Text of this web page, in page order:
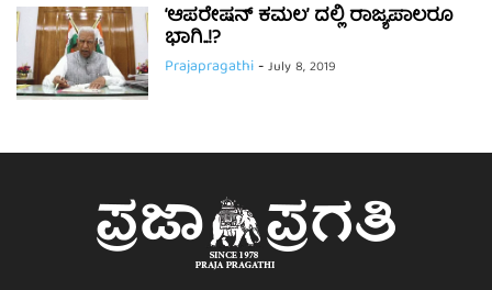
‘ಆಪರೇಷನ್ ಕಮಲ’ ದಲ್ಲಿ ರಾಜ್ಯಪಾಲರೂ
ಭಾಗಿ..!?
Prajapragathi-July 8, 2019